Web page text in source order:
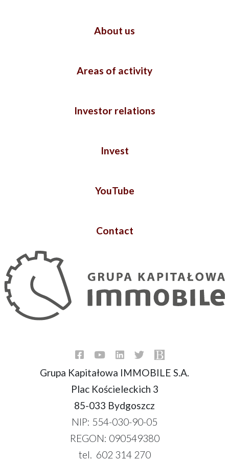
About us
Areas of activity
Investor relations
Invest
YouTube
Contact
Grupa Kapitałowa IMMOBILE S.A.
Plac Kościeleckich 3
85-033 Bydgoszcz
NIP: 554-030-90-05
REGON: 090549380
tel. 602 314 270